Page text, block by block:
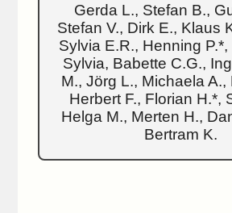
Gerda L., Stefan B.,
Stefan V., Dirk E., Klaus
Sylvia E.R., Henning
Sylvia, Babette C.G.,
M., Jörg L., Michaela A.,
Herbert F., Florian H.*,
Helga M., Merten H.,
Bertram K.